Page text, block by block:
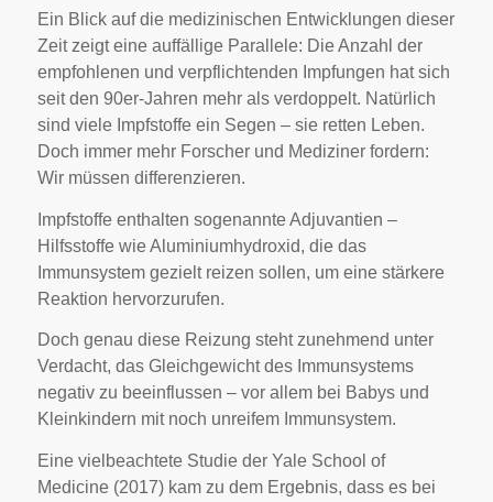
Ein Blick auf die medizinischen Entwicklungen dieser
Zeit zeigt eine auffällige Parallele: Die Anzahl der
empfohlenen und verpflichtenden Impfungen hat sich
seit den 90er-Jahren mehr als verdoppelt. Natürlich
sind viele Impfstoffe ein Segen – sie retten Leben.
Doch immer mehr Forscher und Mediziner fordern:
Wir müssen differenzieren.
Impfstoffe enthalten sogenannte Adjuvantien –
Hilfsstoffe wie Aluminiumhydroxid, die das
Immunsystem gezielt reizen sollen, um eine stärkere
Reaktion hervorzurufen.
Doch genau diese Reizung steht zunehmend unter
Verdacht, das Gleichgewicht des Immunsystems
negativ zu beeinflussen – vor allem bei Babys und
Kleinkindern mit noch unreifem Immunsystem.
Eine vielbeachtete Studie der Yale School of
Medicine (2017) kam zu dem Ergebnis, dass es bei